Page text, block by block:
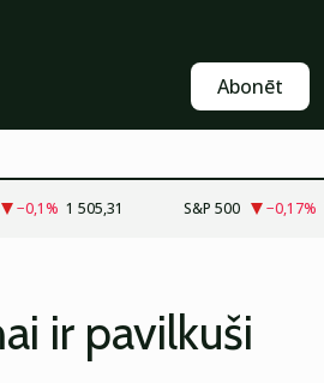
Abonēt
−0,1% 1 505,31 S&P 500 −0,17%
ir pavilkuši